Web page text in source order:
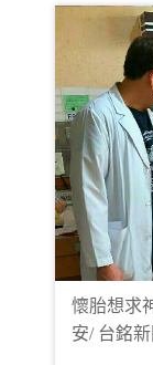
懷胎想求
安/ 台銘